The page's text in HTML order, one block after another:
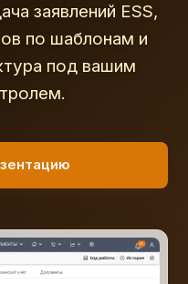
заявлений ESS,
по шаблонам и
под вашим